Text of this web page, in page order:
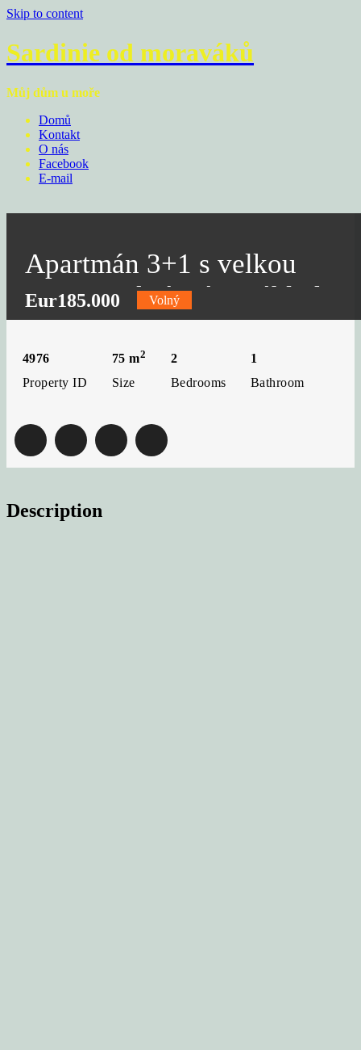
Skip to content
Sardinie od moraváků
Můj dům u moře
Domů
Kontakt
O nás
Facebook
E-mail
Apartmán 3+1 s velkou
terasou a krásným výhledem
Eur185.000 Volný
4976
Property ID
75m2
Size
2
Bedrooms
1
Bathroom
Description